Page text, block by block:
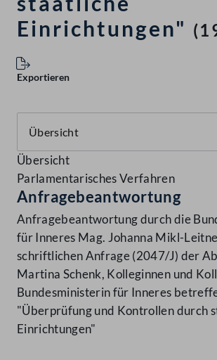
Einrichtungen"
Exportieren
Übersicht
Parlamentarisches Verfahren
Anfragebeantwortung
Anfragebeantwortung durch die
für Inneres Mag. Johanna Mikl-
schriftlichen Anfrage (2047/J) der
Martina Schenk, Kolleginnen und
Bundesministerin für Inneres
"Überprüfung und Kontrollen durch
Einrichtungen"